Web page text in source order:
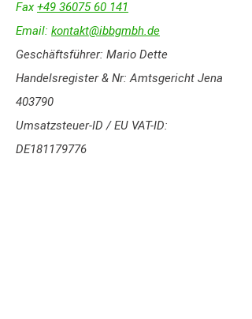
Fax+49 36075 60 141
Email: kontakt@ibbgmbh.de
Geschäftsführer: Mario Dette
Handelsregister & Nr: Amtsgericht Jena
403790
Umsatzsteuer-ID / EU VAT-ID:
DE181179776